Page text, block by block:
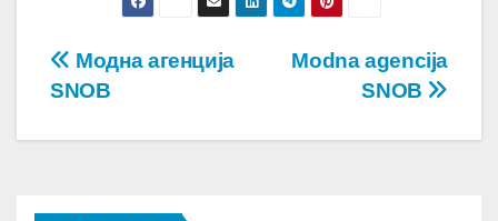
Post
Modna agencija
SNOB
Модна агенција
SNOB